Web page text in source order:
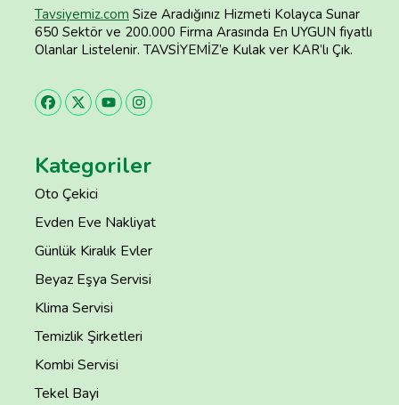
Tavsiyemiz.com Size Aradığınız Hizmeti Kolayca Sunar
650 Sektör ve 200.000 Firma Arasında En UYGUN fiyatlı
Olanlar Listelenir. TAVSİYEMİZ’e Kulak ver KAR’lı Çık.
Kategoriler
Oto Çekici
Evden Eve Nakliyat
Günlük Kiralık Evler
Beyaz Eşya Servisi
Klima Servisi
Temizlik Şirketleri
Kombi Servisi
Tekel Bayi